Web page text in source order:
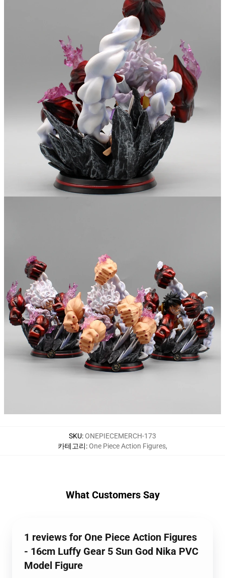
SKU:ONEPIECEMERCH-173
카테고리:One Piece Action Figures,
What Customers Say
1 reviews for One Piece Action Figures
- 16cm Luffy Gear 5 Sun God Nika PVC
Model Figure